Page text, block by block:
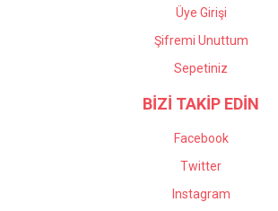
Üye Girişi
Şifremi Unuttum
Sepetiniz
BİZİ TAKİP EDİN
Facebook
Twitter
Instagram